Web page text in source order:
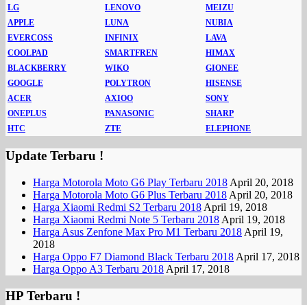
LG
LENOVO
MEIZU
APPLE
LUNA
NUBIA
EVERCOSS
INFINIX
LAVA
COOLPAD
SMARTFREN
HIMAX
BLACKBERRY
WIKO
GIONEE
GOOGLE
POLYTRON
HISENSE
ACER
AXIOO
SONY
ONEPLUS
PANASONIC
SHARP
HTC
ZTE ELEPHONE
Update Terbaru !
Harga Motorola Moto G6 Play Terbaru 2018 April 20, 2018
Harga Motorola Moto G6 Plus Terbaru 2018 April 20, 2018
Harga Xiaomi Redmi S2 Terbaru 2018 April 19, 2018
Harga Xiaomi Redmi Note 5 Terbaru 2018 April 19, 2018
Harga Asus Zenfone Max Pro M1 Terbaru 2018 April 19,
2018
Harga Oppo F7 Diamond Black Terbaru 2018 April 17, 2018
Harga Oppo A3 Terbaru 2018 April 17, 2018
HP Terbaru !